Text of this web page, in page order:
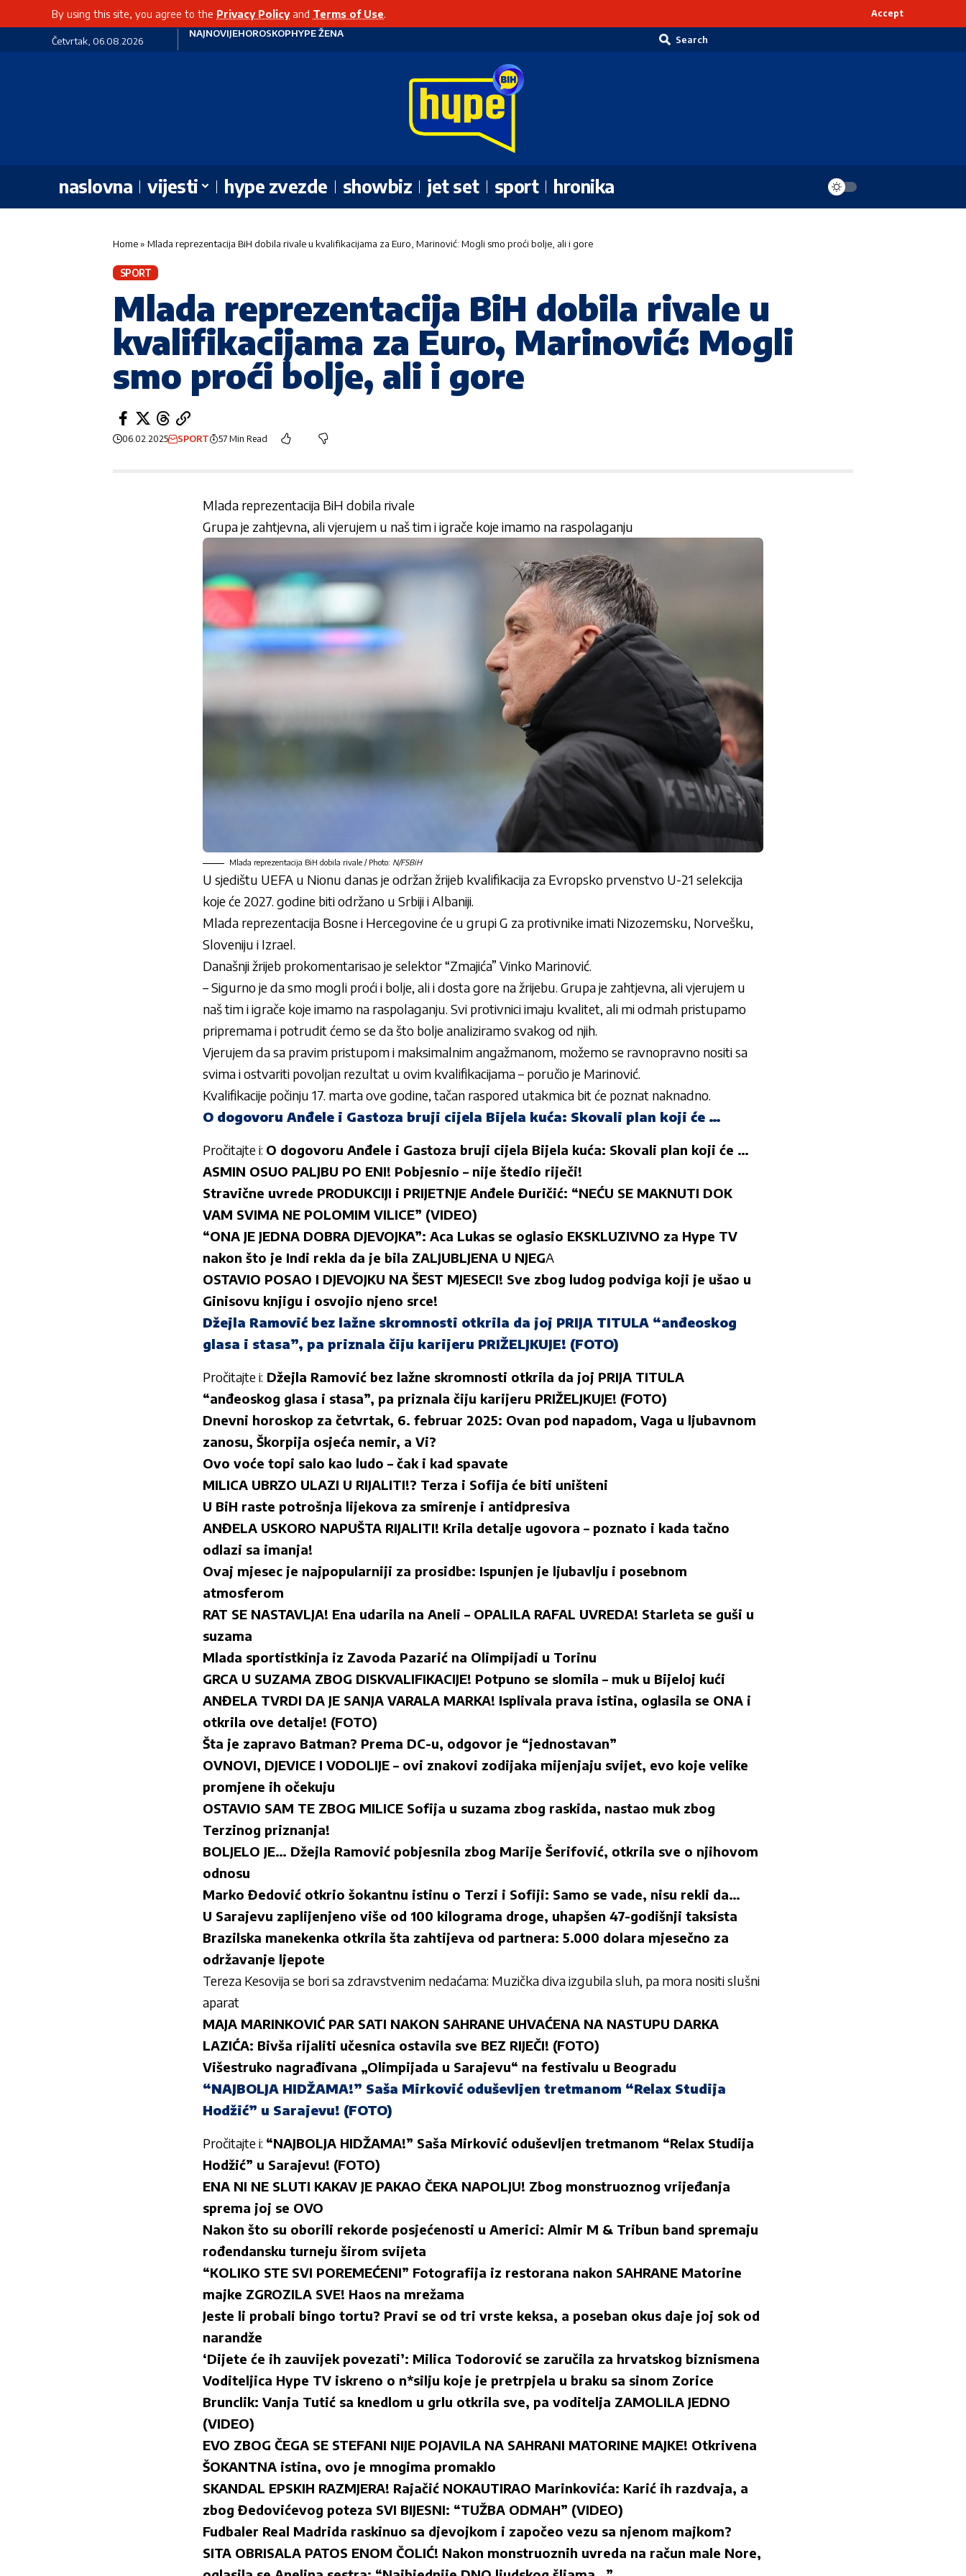
By using this site, you agree to the Privacy Policyand Terms of Use. Accept
Četvrtak, 06.08.2026
NAJNOVIJEHOROSKOPHYPE ŽENA
Search
naslovna vijesti hype zvezde showbiz jet set sport hronika
Home» Mlada reprezentacija BiH dobila rivale u kvalifikacijama za Euro, Marinović: Mogli smo proći bolje, ali i gore
SPORT
Mlada reprezentacija BiH dobila rivale u
kvalifikacijama za Euro, Marinović: Mogli
smo proći bolje, ali i gore
06.02.2025 SPORT 57 Min Read
Mlada reprezentacija BiH dobila rivale
Grupa je zahtjevna, ali vjerujem u naš tim i igrače koje imamo na raspolaganju
Mlada reprezentacija BiH dobila rivale / Photo: N/FSBiH
U sjedištu UEFA u Nionu danas je održan žrijeb kvalifikacija za Evropsko prvenstvo U-21 selekcija
koje će 2027. godine biti održano u Srbiji i Albaniji.
Mlada reprezentacija Bosne i Hercegovine će u grupi G za protivnike imati Nizozemsku, Norvešku,
Sloveniju i Izrael.
Današnji žrijeb prokomentarisao je selektor “Zmajića” Vinko Marinović.
– Sigurno je da smo mogli proći i bolje, ali i dosta gore na žrijebu. Grupa je zahtjevna, ali vjerujem u
naš tim i igrače koje imamo na raspolaganju. Svi protivnici imaju kvalitet, ali mi odmah pristupamo
pripremamai potrudit ćemo se da što bolje analiziramo svakog od njih.
Vjerujem da sa pravim pristupom i maksimalnim angažmanom, možemo se ravnopravno nositi sa
svima i ostvariti povoljan rezultat u ovim kvalifikacijama – poručio je Marinović.
Kvalifikacije počinju 17. marta ove godine, tačan raspored utakmica bit će poznat naknadno.
O dogovoru Anđele i Gastoza bruji cijela Bijela kuća: Skovali plan koji će …
Pročitajte i: O dogovoru Anđele i Gastoza bruji cijela Bijela kuća: Skovali plan koji će …
ASMIN OSUO PALJBU PO ENI! Pobjesnio – nije štedio riječi!
Stravične uvrede PRODUKCIJI i PRIJETNJE Anđele Đuričić: “NEĆU SE MAKNUTI DOK
VAM SVIMA NE POLOMIM VILICE” (VIDEO)
“ONA JE JEDNA DOBRA DJEVOJKA”: Aca Lukas se oglasio EKSKLUZIVNO za Hype TV
nakon što je Indi rekla da je bila ZALJUBLJENA U NJEGA
OSTAVIO POSAO I DJEVOJKU NA ŠEST MJESECI! Sve zbog ludog podviga koji je ušao u
Ginisovu knjigu i osvojio njeno srce!
Džejla Ramović bez lažne skromnosti otkrila da joj PRIJA TITULA “anđeoskog
glasa i stasa”, pa priznala čiju karijeru PRIŽELJKUJE! (FOTO)
Pročitajte i: Džejla Ramović bez lažne skromnosti otkrila da joj PRIJA TITULA
“anđeoskog glasa i stasa”, pa priznala čiju karijeru PRIŽELJKUJE! (FOTO)
Dnevni horoskop za četvrtak, 6. februar 2025: Ovan pod napadom, Vaga u ljubavnom
zanosu, Škorpija osjeća nemir, a Vi?
Ovo voće topi salo kao ludo – čak i kad spavate
MILICA UBRZO ULAZI U RIJALITI!? Terza i Sofija će biti uništeni
U BiH raste potrošnja lijekova za smirenje i antidpresiva
ANĐELA USKORO NAPUŠTA RIJALITI! Krila detalje ugovora – poznato i kada tačno
odlazi sa imanja!
Ovaj mjesec je najpopularniji za prosidbe: Ispunjen je ljubavlju i posebnom
atmosferom
RAT SE NASTAVLJA! Ena udarila na Aneli – OPALILA RAFAL UVREDA! Starleta se guši u
suzama
Mlada sportistkinja iz Zavoda Pazarić na Olimpijadi u Torinu
GRCA U SUZAMA ZBOG DISKVALIFIKACIJE! Potpuno se slomila – muk u Bijeloj kući
ANĐELA TVRDI DA JE SANJA VARALA MARKA! Isplivala prava istina, oglasila se ONA i
otkrila ove detalje! (FOTO)
Šta je zapravo Batman? Prema DC-u, odgovor je “jednostavan”
OVNOVI, DJEVICE I VODOLIJE – ovi znakovi zodijaka mijenjaju svijet, evo koje velike
promjene ih očekuju
OSTAVIO SAM TE ZBOG MILICE Sofija u suzama zbog raskida, nastao muk zbog
Terzinog priznanja!
BOLJELO JE… Džejla Ramović pobjesnila zbog Marije Šerifović, otkrila sve o njihovom
odnosu
Marko Đedović otkrio šokantnu istinu o Terzi i Sofiji: Samo se vade, nisu rekli da…
U Sarajevu zaplijenjeno više od 100 kilograma droge, uhapšen 47-godišnji taksista
Brazilska manekenka otkrila šta zahtijeva od partnera: 5.000 dolara mjesečno za
održavanje ljepote
Tereza Kesovija se bori sa zdravstvenim nedaćama: Muzička diva izgubila sluh, pa mora nositi slušni
aparat
MAJA MARINKOVIĆ PAR SATI NAKON SAHRANE UHVAĆENA NA NASTUPU DARKA
LAZIĆA: Bivša rijaliti učesnica ostavila sve BEZ RIJEČI! (FOTO)
Višestruko nagrađivana „Olimpijada u Sarajevu“ na festivalu u Beogradu
“NAJBOLJA HIDŽAMA!” Saša Mirković oduševljen tretmanom “Relax Studija
Hodžić” u Sarajevu! (FOTO)
Pročitajte i: “NAJBOLJA HIDŽAMA!” Saša Mirković oduševljen tretmanom “Relax Studija
Hodžić” u Sarajevu! (FOTO)
ENA NI NE SLUTI KAKAV JE PAKAO ČEKA NAPOLJU! Zbog monstruoznog vrijeđanja
sprema joj se OVO
Nakon što su oborili rekorde posjećenosti u Americi: Almir M & Tribun band spremaju
rođendansku turneju širom svijeta
“KOLIKO STE SVI POREMEĆENI” Fotografija iz restorana nakon SAHRANE Matorine
majke ZGROZILA SVE! Haos na mrežama
Jeste li probali bingo tortu? Pravi se od tri vrste keksa, a poseban okus daje joj sok od
narandže
‘Dijete će ih zauvijek povezati’: Milica Todorović se zaručila za hrvatskog biznismena
Voditeljica Hype TV iskreno o n*silju koje je pretrpjela u braku sa sinom Zorice
Brunclik: Vanja Tutić sa knedlom u grlu otkrila sve, pa voditelja ZAMOLILA JEDNO
(VIDEO)
EVO ZBOG ČEGA SE STEFANI NIJE POJAVILA NA SAHRANI MATORINE MAJKE! Otkrivena
ŠOKANTNA istina, ovo je mnogima promaklo
SKANDAL EPSKIH RAZMJERA! Rajačić NOKAUTIRAO Marinkovića: Karić ih razdvaja, a
zbog Đedovićevog poteza SVI BIJESNI: “TUŽBA ODMAH” (VIDEO)
Fudbaler Real Madrida raskinuo sa djevojkom i započeo vezu sa njenom majkom?
SITA OBRISALA PATOS ENOM ČOLIĆ! Nakon monstruoznih uvreda na račun male Nore,